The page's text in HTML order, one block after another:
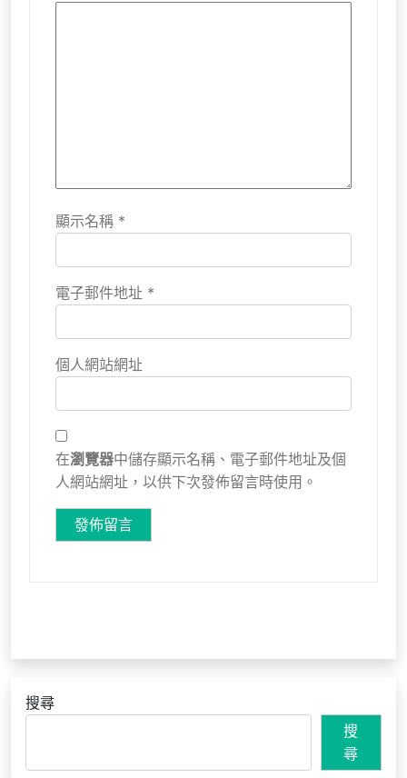
顯示名稱 *
電子郵件地址 *
個人網站網址
在瀏覽器中儲存顯示名稱、電子郵件地址及個
人網站網址，以供下次發佈留言時使用。
搜尋
搜
尋